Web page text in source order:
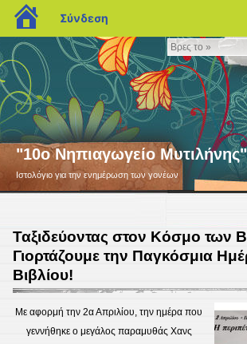
Βρες
το
»
"10ο Νηπιαγωγείο Μυτιλήνης"
Ιστολόγιο για την ενημέρωση των γονέων
Ταξιδεύοντας στον Κόσμο των
Γιορτάζουμε την Παγκόσμια
Βιβλίου!
Με αφορμή την 2α Απριλίου, την ημέρα που
γεννήθηκε ο μεγάλος παραμυθάς Χανς
blogs.sch.gr
Σύνδεση